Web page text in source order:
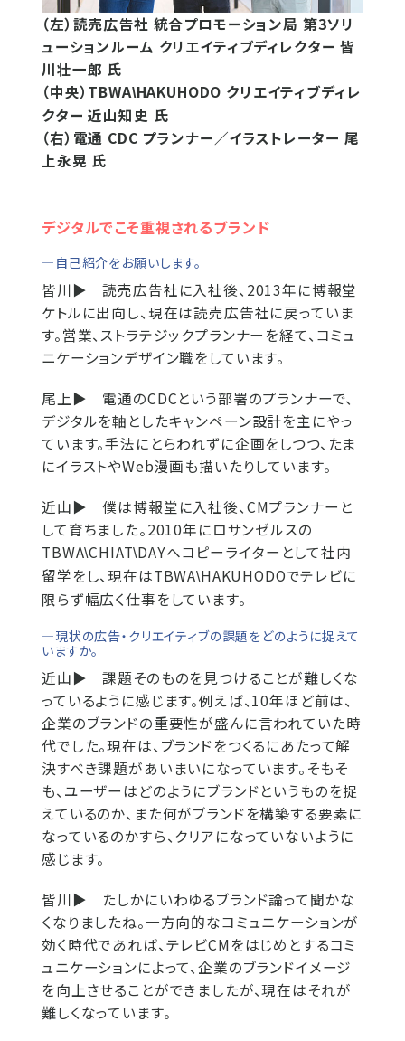
（左）読売広告社 統合プロモーション局 第3ソリ
ューションルーム クリエイティブディレクター 皆
川壮一郎 氏
（中央）TBWA\HAKUHODO クリエイティブディレ
クター 近山知史 氏
（右）電通 CDC プランナー／イラストレーター 尾
上永晃 氏
デジタルでこそ重視されるブランド
―自己紹介をお願いします。
皆川▶ 読売広告社に入社後、2013年に博報堂
ケトルに出向し、現在は読売広告社に戻っていま
す。営業、ストラテジックプランナーを経て、コミュ
ニケーションデザイン職をしています。
尾上▶ 電通のCDCという部署のプランナーで、
デジタルを軸としたキャンペーン設計を主にやっ
ています。手法にとらわれずに企画をしつつ、たま
にイラストやWeb漫画も描いたりしています。
近山▶ 僕は博報堂に入社後、CMプランナーと
して育ちました。2010年にロサンゼルスの
TBWA\CHIAT\DAYへコピーライターとして社内
留学をし、現在はTBWA\HAKUHODOでテレビに
限らず幅広く仕事をしています。
―現状の広告・クリエイティブの課題をどのように捉えて
いますか。
近山▶ 課題そのものを見つけることが難しくな
っているように感じます。例えば、10年ほど前は、
企業のブランドの重要性が盛んに言われていた時
代でした。現在は、ブランドをつくるにあたって解
決すべき課題があいまいになっています。そもそ
も、ユーザーはどのようにブランドというものを捉
えているのか、また何がブランドを構築する要素に
なっているのかすら、クリアになっていないように
感じます。
皆川▶ たしかにいわゆるブランド論って聞かな
くなりましたね。一方向的なコミュニケーションが
効く時代であれば、テレビCMをはじめとするコミ
ュニケーションによって、企業のブランドイメージ
を向上させることができましたが、現在はそれが
難しくなっています。